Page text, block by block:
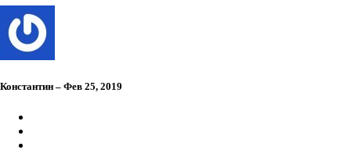
Константин – Фев 25, 2019